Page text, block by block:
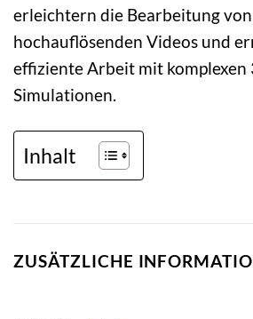
erleichtern die Bearbeitung von
hochauflösenden Videos und
effiziente Arbeit mit
Simulationen.
Inhalt
ZUSÄTZLICHE